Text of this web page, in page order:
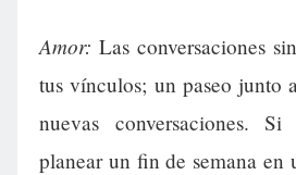
Amor: Las conversaciones
tus vínculos; un paseo junto
nuevas conversaciones.
planear un fin de semana en